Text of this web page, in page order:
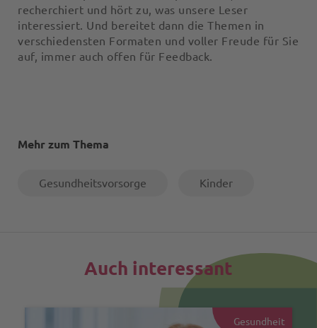
recherchiert und hört zu, was unsere Leser
interessiert. Und bereitet dann die Themen in
verschiedensten Formaten und voller Freude für Sie
auf, immer auch offen für Feedback.
Mehr zum Thema
Gesundheitsvorsorge Kinder
Auch interessant
Gesundheit